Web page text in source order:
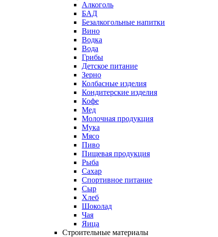
Алкоголь
БАД
Безалкогольные напитки
Вино
Водка
Вода
Грибы
Детское питание
Зерно
Колбасные изделия
Кондитерские изделия
Кофе
Мед
Молочная продукция
Мука
Мясо
Пиво
Пищевая продукция
Рыба
Сахар
Спортивное питание
Сыр
Хлеб
Шоколад
Чая
Яица
Строительные материалы